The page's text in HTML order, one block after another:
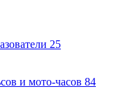
25
и мото-часов 84